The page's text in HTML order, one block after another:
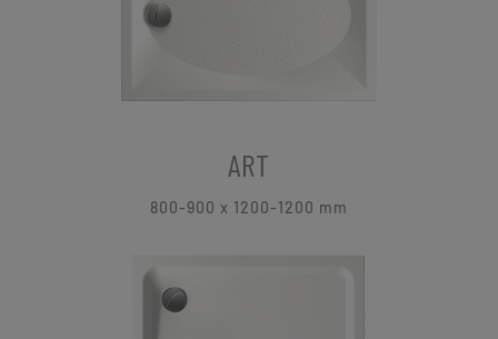
ART
800-900 x 1200-1200 mm